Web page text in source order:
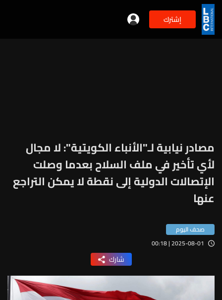
إشترك
مصادر نيابية لـ"الأنباء الكويتية": لا مجال
لأي تأخير في ملف السلاح بعدما وصلت
الإتصالات الدولية إلى نقطة لا يمكن التراجع
عنها
صحف اليوم
2025-08-01 | 00:18
شارك